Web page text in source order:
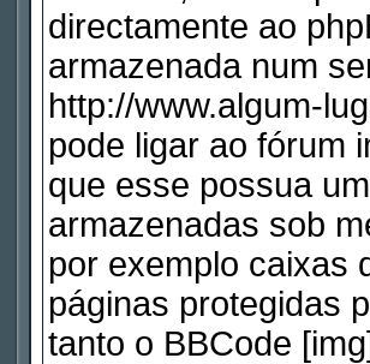
directamente ao
armazenada num
http://www.algum-
pode ligar ao fórum
que esse possua
armazenadas sob
por exemplo caixas
páginas protegidas
tanto o BBCode